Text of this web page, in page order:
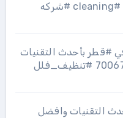
لضمان النظافة التامة 70067311 #cleaning #شركه
#قطر بأحدث التقنيات
و #افضل الأسعار اتصل الآن 70067311 #تنظيف_فلل
التقنيات وافضل